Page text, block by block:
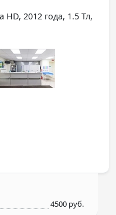
2012 года, 1.5 Тл,
4500 руб.